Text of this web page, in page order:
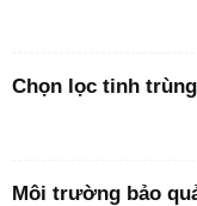
Chọn lọc tinh
Môi trường bảo